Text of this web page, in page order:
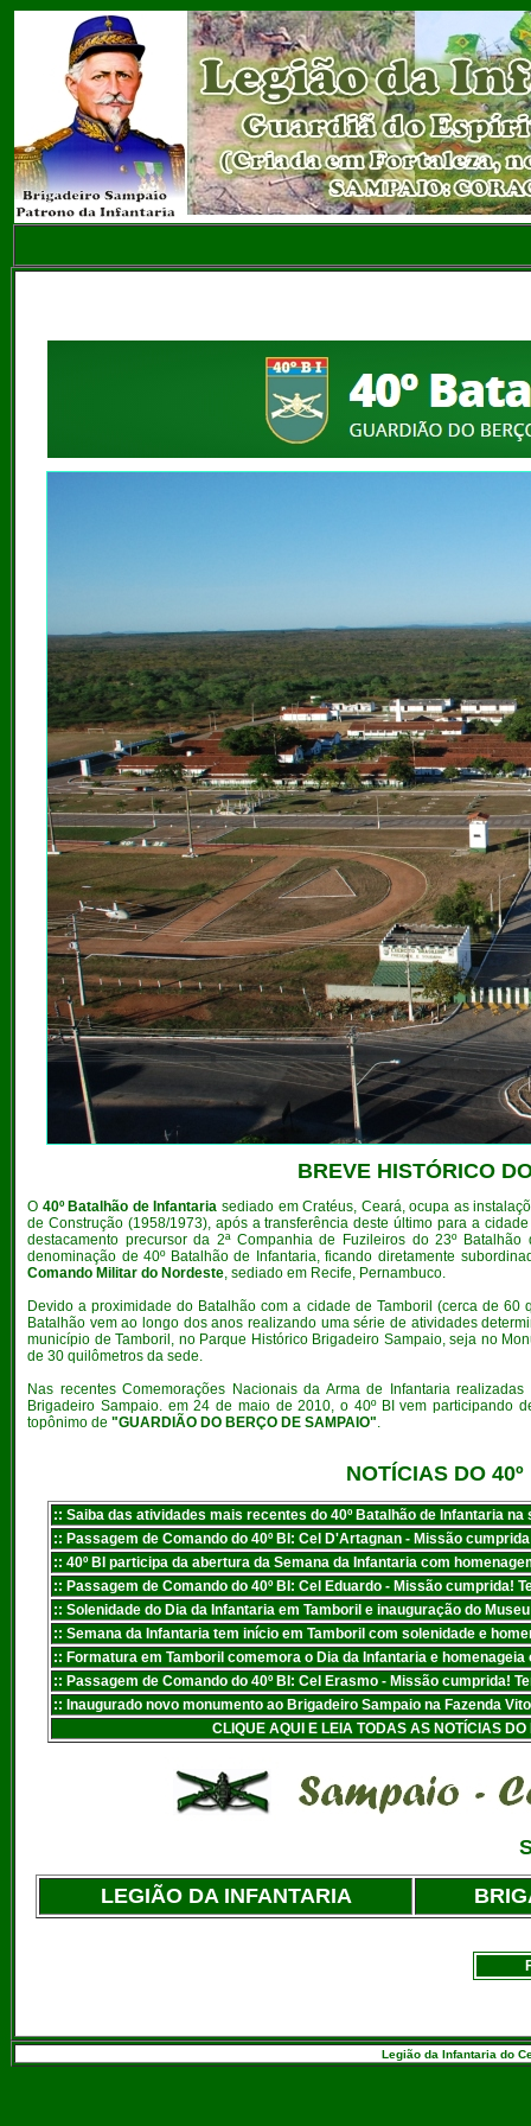
BREVE HISTÓRICO
O 40º Batalhão de Infantaria sediado em Cratéus, Ceará, ocupa as
de Construção (1958/1973), após a transferência deste último para a
destacamento precursor da 2ª Companhia de Fuzileiros do 23º
denominação de 40º Batalhão de Infantaria, ficando diretamente
Comando Militar do Nordeste, sediado em Recife, Pernambuco.
Devido a proximidade do Batalhão com a cidade de Tamboril (cerca de
Batalhão vem ao longo dos anos realizando uma série de atividades
município de Tamboril, no Parque Histórico Brigadeiro Sampaio, seja no
de 30 quilômetros da sede.
Nas recentes Comemorações Nacionais da Arma de Infantaria
Brigadeiro Sampaio. em 24 de maio de 2010, o 40º BI vem participando
topônimo de "GUARDIÃO DO BERÇO DE SAMPAIO".
NOTÍCIAS DO
:: Saiba das atividades mais recentes do 40º Batalhão de Infantaria na
:: Passagem de Comando do 40º BI: Cel D'Artagnan - Missão
:: 40º BI participa da abertura da Semana da Infantaria com
:: Passagem de Comando do 40º BI: Cel Eduardo - Missão cumprida!
:: Solenidade do Dia da Infantaria em Tamboril e inauguração do
:: Semana da Infantaria tem início em Tamboril com solenidade e
:: Formatura em Tamboril comemora o Dia da Infantaria e
:: Passagem de Comando do 40º BI: Cel Erasmo - Missão cumprida!
:: Inaugurado novo monumento ao Brigadeiro Sampaio na Fazenda
CLIQUE AQUI E LEIA TODAS AS NOTÍCIAS
LEGIÃO DA INFANTARIA
Legião da Infantaria do